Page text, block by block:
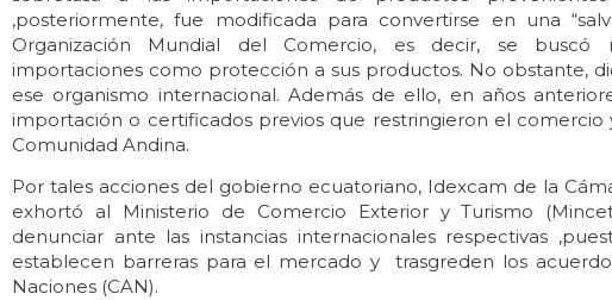
,posteriormente, fue modificada para convertirse en una
Organización Mundial del Comercio, es decir, se buscó
importaciones como protección a sus productos. No obstante,
ese organismo internacional. Además de ello, en años
importación o certificados previos que restringieron el
Comunidad Andina.
Por tales acciones del gobierno ecuatoriano, Idexcam de la
exhortó al Ministerio de Comercio Exterior y Turismo
denunciar ante las instancias internacionales respectivas
establecen barreras para el mercado y trasgreden los
Naciones (CAN).